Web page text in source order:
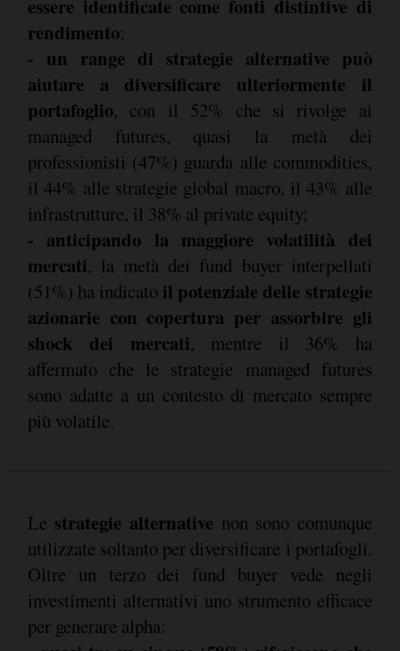
essere identificate come fonti distintive di
rendimento;
- un range di strategie alternative può
aiutare a diversificare ulteriormente il
portafoglio, con il 52% che si rivolge ai
managed futures, quasi la metà dei
professionisti (47%) guarda alle commodities,
il 44% alle strategie global macro, il 43% alle
infrastrutture, il 38% al private equity;
- anticipando la maggiore volatilità dei
mercati, la metà dei fund buyer interpellati
(51%) ha indicato il potenziale delle strategie
azionarie con copertura per assorbire gli
shock dei mercati, mentre il 36% ha
affermato che le strategie managed futures
sono adatte a un contesto di mercato sempre
più volatile.
Le strategie alternative non sono comunque
utilizzate soltanto per diversificare i portafogli.
Oltre un terzo dei fund buyer vede negli
investimenti alternativi uno strumento efficace
per generare alpha: